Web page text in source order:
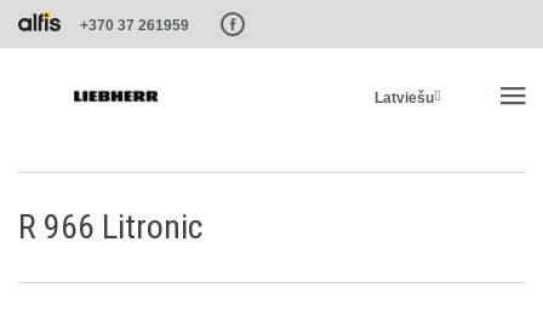
Paste this code as high in the of the page as possible:
+370 37 261959
Latviešu
R 966 Litronic